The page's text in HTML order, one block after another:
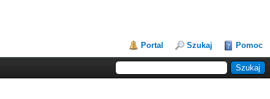
Portal Szukaj Pomoc